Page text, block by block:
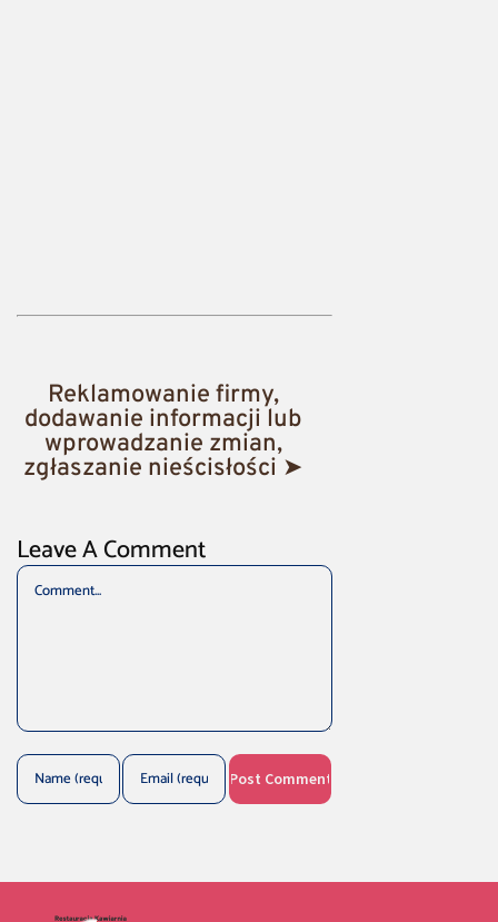
Reklamowanie firmy,
dodawanie informacji lub
wprowadzanie zmian,
zgłaszanie nieścisłości ➤
Leave A Comment
Comment